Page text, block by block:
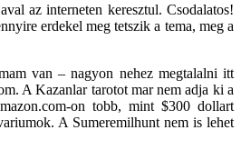
az interneten keresztul. Csodalatos!
erdekel meg tetszik a tema, meg a
van – nagyon nehez megtalalni itt
A Kazanlar tarotot mar nem adja ki a
on tobb, mint $300 dollart
A Sumeremilhunt nem is lehet